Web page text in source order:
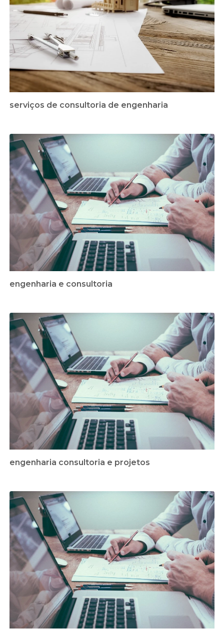
serviços de consultoria de engenharia
engenharia e consultoria
engenharia consultoria e projetos